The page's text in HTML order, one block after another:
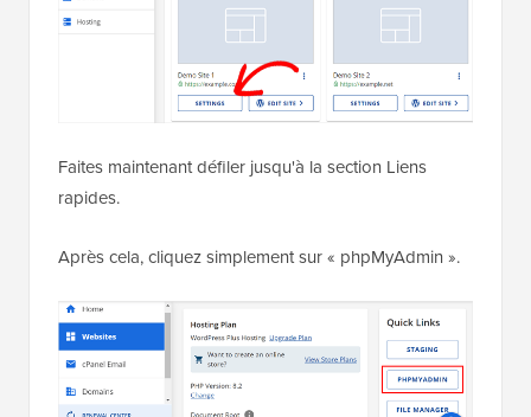
Faites maintenant défiler jusqu'à la section Liens
rapides.
Après cela, cliquez simplement sur « phpMyAdmin ».